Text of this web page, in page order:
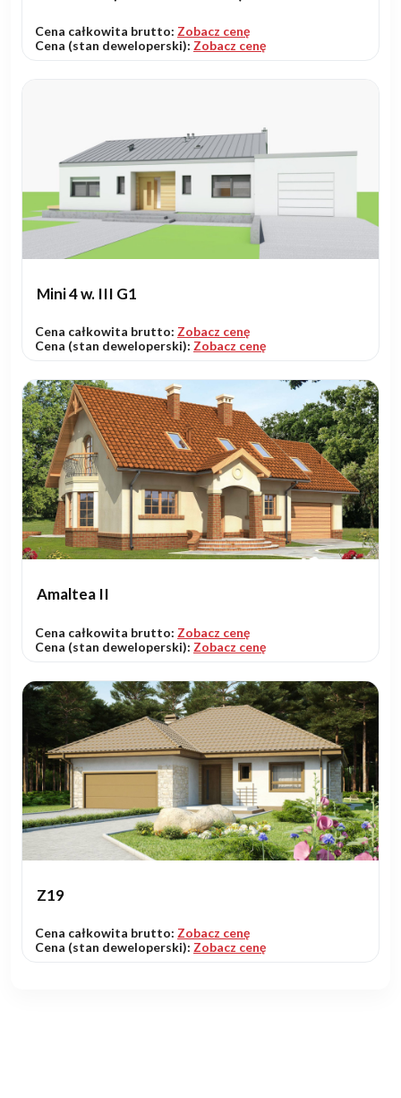
Cena całkowita brutto: Zobacz cenę
Cena (stan deweloperski): Zobacz cenę
Mini 4 w. III G1
Cena całkowita brutto: Zobacz cenę
Cena (stan deweloperski): Zobacz cenę
Amaltea II
Cena całkowita brutto: Zobacz cenę
Cena (stan deweloperski): Zobacz cenę
Z19
Cena całkowita brutto: Zobacz cenę
Cena (stan deweloperski): Zobacz cenę